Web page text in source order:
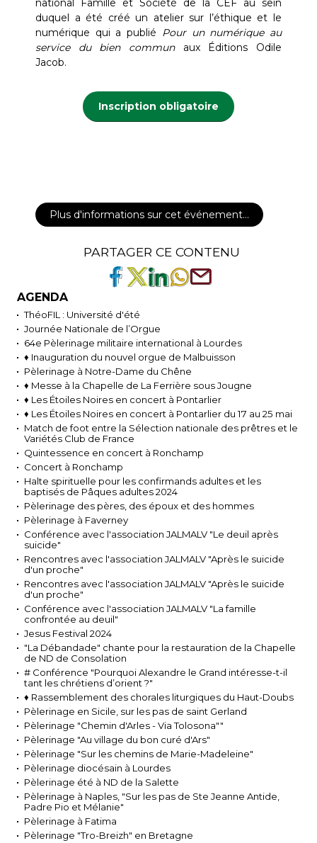
national Famille et Société de la CEF au sein
duquel a été créé un atelier sur l’éthique et le
numérique qui a publié Pour un numérique au
service du bien communaux Éditions Odile
Jacob.
Inscription obligatoire
Plus d'informations sur cet événement…
PARTAGER CE CONTENU
AGENDA
ThéoFIL : Université d'été
Journée Nationale de l’Orgue
64e Pèlerinage militaire international à Lourdes
♦ Inauguration du nouvel orgue de Malbuisson
Pèlerinage à Notre-Dame du Chêne
♦ Messe à la Chapelle de La Ferrière sous Jougne
♦ Les Étoiles Noires en concert à Pontarlier
♦ Les Étoiles Noires en concert à Pontarlier du 17 au 25 mai
Match de foot entre la Sélection nationale des prêtres et le
Variétés Club de France
Quintessence en concert à Ronchamp
Concert à Ronchamp
Halte spirituelle pour les confirmands adultes et les
baptisés de Pâques adultes 2024
Pèlerinage des pères, des époux et des hommes
Pèlerinage à Faverney
Conférence avec l'association JALMALV "Le deuil après
suicide"
Rencontres avec l'association JALMALV "Après le suicide
d'un proche"
Rencontres avec l'association JALMALV "Après le suicide
d'un proche"
Conférence avec l'association JALMALV "La famille
confrontée au deuil"
Jesus Festival 2024
"La Débandade" chante pour la restauration de la Chapelle
de ND de Consolation
# Conférence "Pourquoi Alexandre le Grand intéresse-t-il
tant les chrétiens d’orient ?"
♦ Rassemblement des chorales liturgiques du Haut-Doubs
Pèlerinage en Sicile, sur les pas de saint Gerland
Pèlerinage "Chemin d'Arles - Via Tolosona""
Pèlerinage "Au village du bon curé d'Ars"
Pèlerinage "Sur les chemins de Marie-Madeleine"
Pèlerinage diocésain à Lourdes
Pèlerinage été à ND de la Salette
Pèlerinage à Naples, "Sur les pas de Ste Jeanne Antide,
Padre Pio et Mélanie"
Pèlerinage à Fatima
Pèlerinage "Tro-Breizh" en Bretagne